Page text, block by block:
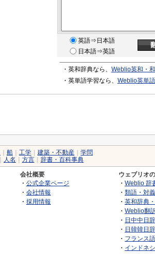
英語⇒日本語
日本語⇒英語
・英和辞典なら、 Weblio英和・
・英単語学習なら、 Weblio英単
船 工学 建築・不動産
学問
人名 方言 辞書・百科事典
会社概要
・ 公式企業ページ
・ 会社情報
・ 採用情報
ウェブリオ
・ Weblio 辞
・ 類語・対
・ 英和辞典
・ Weblio翻
・ 日中中日
・ 日韓韓日
・ フランス
・ インドネ